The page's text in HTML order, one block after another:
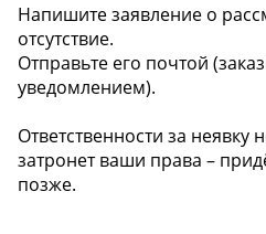
Напишите заявление о
отсутствие.
Отправьте его почтой
уведомлением).
️Ответственности за неявку
затронет ваши права –
позже.